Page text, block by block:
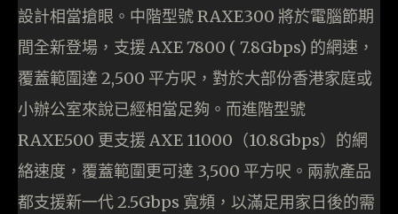
設計相當搶眼。中階型號 RAXE300 將於電腦節期
間全新登場，支援 AXE 7800 ( 7.8Gbps) 的網速，
覆蓋範圍達 2,500 平方呎，對於大部份香港家庭或
小辦公室來說已經相當足夠。而進階型號
RAXE500 更支援 AXE 11000（10.8Gbps）的網
絡速度，覆蓋範圍更可達 3,500 平方呎。兩款產品
都支援新一代 2.5Gbps 寬頻，以滿足用家日後的需